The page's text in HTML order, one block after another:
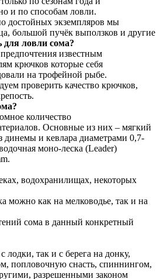
и по способам ловли.
достойных экземпляров мы
большой пучёк выползков и другие
ловли сома?
известным
крючков которые себя
на трофейной рыбе.
проверить качество крючков,
количество
Основные из них – мягкий
динемы и кевлара диаметрами 0,7-
моно-леска (Leader)
водохранилищах, некоторых
можно как на мелководье, так и на
сома в данный конкретный
так и с берега на донку,
попловочную снасть, спиннингом,
разрешенными законом